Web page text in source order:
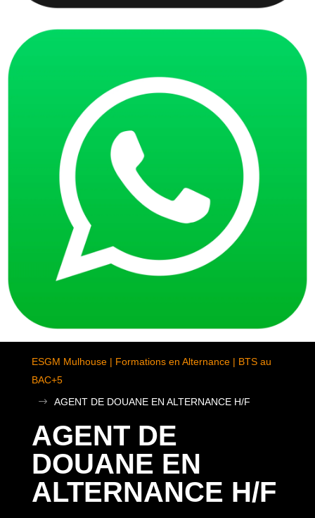
ESGM Mulhouse | Formations en Alternance | BTS au
BAC+5
$
AGENT DE DOUANE EN ALTERNANCE H/F
AGENT DE
DOUANE EN
ALTERNANCE H/F